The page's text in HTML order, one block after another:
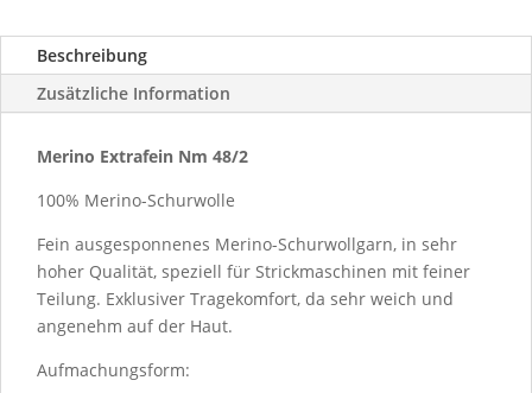
Nr.
Menge
Beschreibung
Zusätzliche Information
Merino Extrafein Nm 48/2
100% Merino-Schurwolle
Fein ausgesponnenes Merino-Schurwollgarn, in sehr
hoher Qualität, speziell für Strickmaschinen mit feiner
Teilung. Exklusiver Tragekomfort, da sehr weich und
angenehm auf der Haut.
Aufmachungsform: